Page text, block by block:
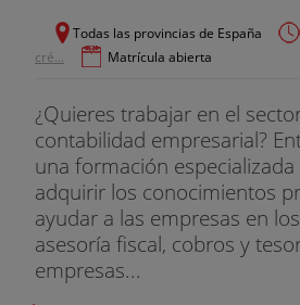
Todas las provincias de España
cré...
Matrícula abierta
¿Quieres trabajar en el
contabilidad empresarial?
una formación
adquirir los conocimientos
ayudar a las empresas en
asesoría fiscal, cobros y
empresas...